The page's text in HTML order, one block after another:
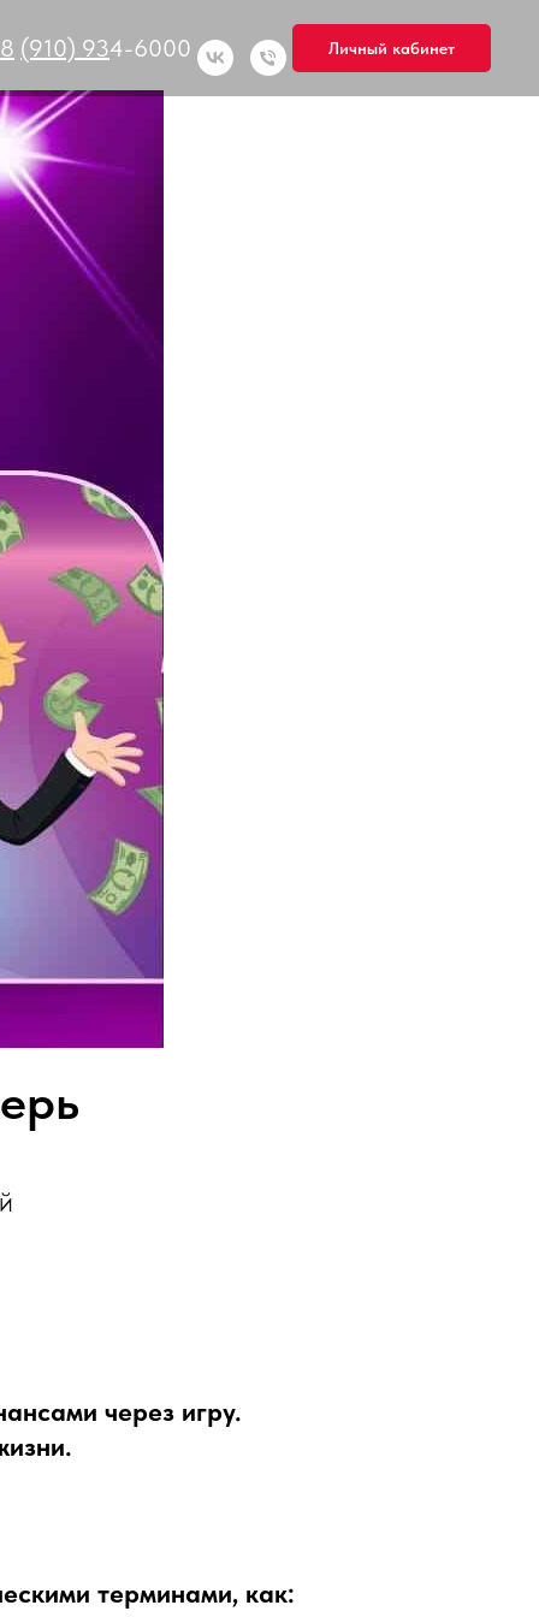
8 (910) 934-6000 Личный кабинет
через игру.
терминами, как: